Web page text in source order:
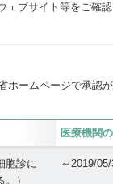
ブサイト等をご確認
ホームページで承認
医療機関
胞診に
）
～2019/05/